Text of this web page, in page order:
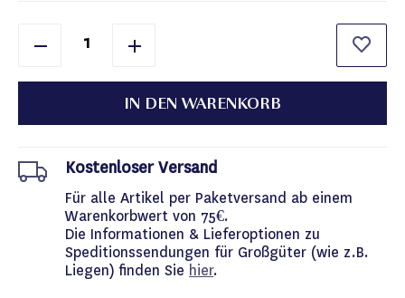
IN DEN WARENKORB
Kostenloser Versand
Für alle Artikel per Paketversand ab einem
Warenkorbwert von 75€.
Die Informationen & Lieferoptionen zu
Speditionssendungen für Großgüter (wie z.B.
Liegen) finden Sie hier.